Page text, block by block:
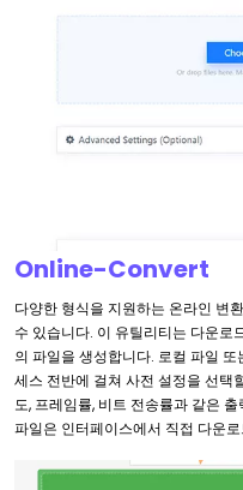
Online-Convert
다양한 형식을 지원하는 온라인 변
수 있습니다. 이 유틸리티는 다운로
의 파일을 생성합니다. 로컬 파일
세스 전반에 걸쳐 사전 설정을 선택
도, 프레임률, 비트 전송률과 같은
파일은 인터페이스에서 직접 다운